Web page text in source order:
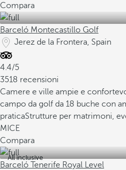
Compara
Barceló Montecastillo Golf
Jerez de la Frontera, Spain
4.4/5
3518 recensioni
Camere e ville ampie e
campo da golf da 18 buche con
praticaStrutture per matrimoni,
MICE
Compara
All inclusive
Barceló Tenerife Royal Level